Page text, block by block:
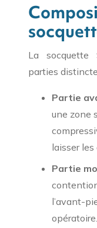
La socquette
parties
Partie
une zone
laisser les
Partie
l’avant-